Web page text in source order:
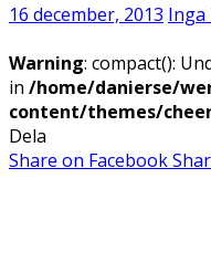
16 december, 2013
Warning: compact():
in /home/danierse/
content/themes/
Dela
Share on Facebook